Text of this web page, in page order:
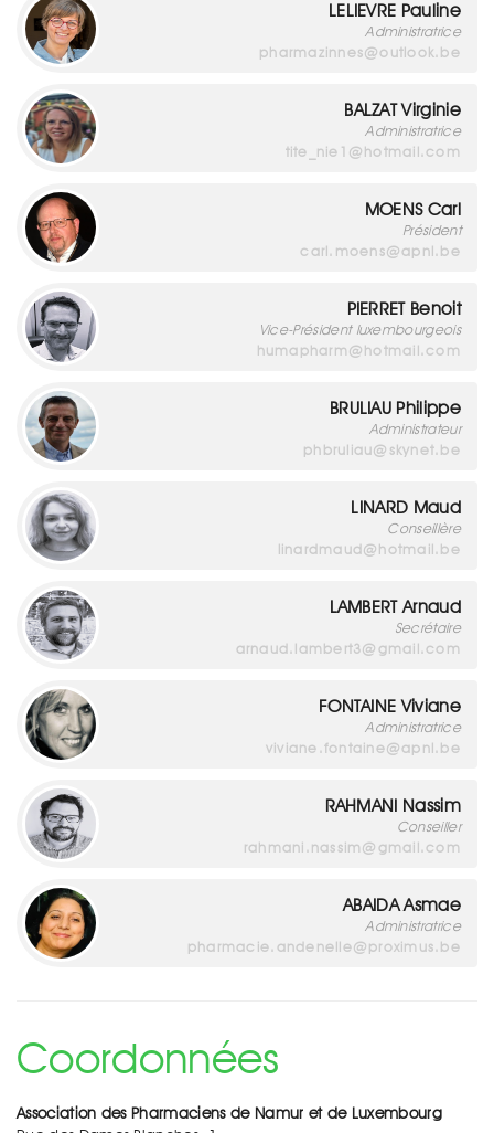
LELIEVRE Pauline
Administratrice
pharmazinnes@outlook.be
BALZAT Virginie
Administratrice
tite_nie1@hotmail.com
MOENS Carl
Président
carl.moens@apnl.be
PIERRET Benoit
Vice-Président luxembourgeois
humapharm@hotmail.com
BRULIAU Philippe
Administrateur
phbruliau@skynet.be
LINARD Maud
Conseillère
linardmaud@hotmail.be
LAMBERT Arnaud
Secrétaire
arnaud.lambert3@gmail.com
FONTAINE Viviane
Administratrice
viviane.fontaine@apnl.be
RAHMANI Nassim
Conseiller
rahmani.nassim@gmail.com
ABAIDA Asmae
Administratrice
pharmacie.andenelle@proximus.be
Coordonnées
Association des Pharmaciens de Namur et de Luxembourg